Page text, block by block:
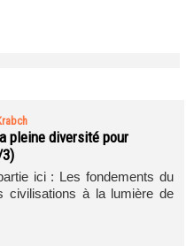
pleine diversité pour
ici : Les fondements du
civilisations à la lumière de